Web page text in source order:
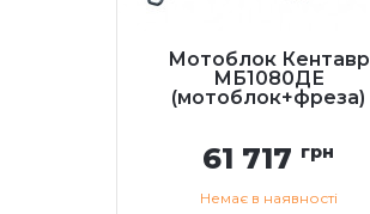
Мотоблок Кентавр
МБ1080ДЕ
(мотоблок+фреза)
61 717 грн
Немає в наявності